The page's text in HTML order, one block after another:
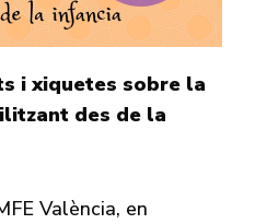
i xiquetes sobre la
des de la
València, en